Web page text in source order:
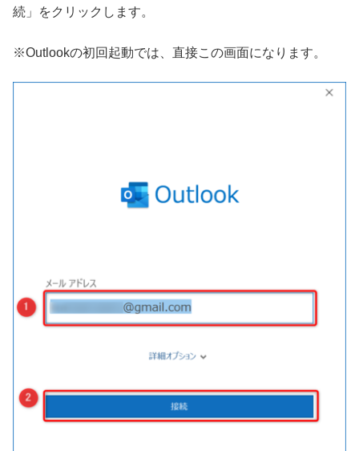
続」をクリックします。
※Outlookの初回起動では、直接この画面になります。